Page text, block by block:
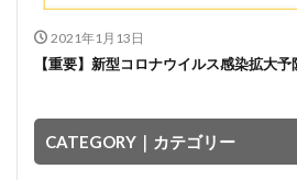
2021年1月13日
【重要】新型コロナウイルス感染拡大
CATEGORY｜カテゴリー